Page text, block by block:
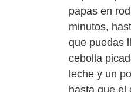
papas en
minutos,
que puedas
cebolla
leche y un
hasta que el